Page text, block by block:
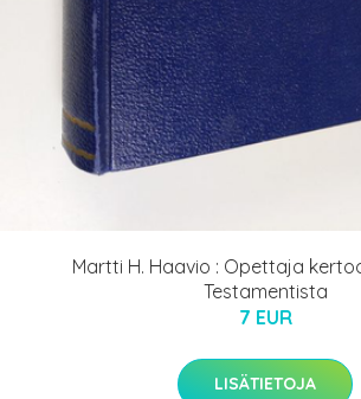
Martti H. Haavio : Opettaja
Testamentista
7 EUR
LISÄTIETOJA